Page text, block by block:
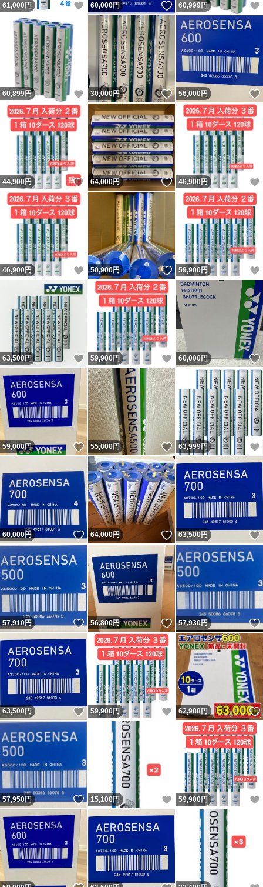
61,000 円 いいね！
60,000円 いいね！
60,999円
60,899円 いいね！
30,000円 いいね！
56,000円
44,900円 いいね！
64,000円 いいね！
46,900円
46,900円 いいね！
50,900円 いいね！
59,900円
63,500円 いいね！
59,900円 いいね！
60,000円
59,000円 いいね！
55,000円 いいね！
63,999円
60,000円 いいね！
64,000円 いいね！
63,500円
57,910円 いいね！
56,800円 いいね！
57,930円
63,500円 いいね！
59,900円 いいね！
62,988円
57,950円 いいね！
15,100円 いいね！
59,900円